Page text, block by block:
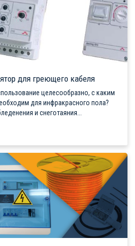
для греющего кабеля
целесообразно, с каким
для инфракрасного пола?
и снеготаяния...